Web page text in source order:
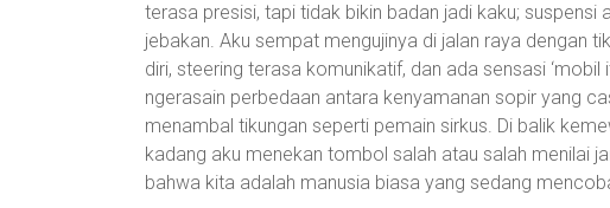
terasa presisi, tapi tidak bikin badan jadi kaku;
jebakan. Aku sempat mengujinya di jalan raya dengan
diri, steering terasa komunikatif, dan ada sensasi
ngerasain perbedaan antara kenyamanan sopir yang
menambal tikungan seperti pemain sirkus. Di balik
kadang aku menekan tombol salah atau salah menilai
bahwa kita adalah manusia biasa yang sedang